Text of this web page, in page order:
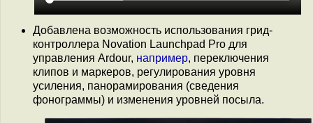
Добавлена возможность использования грид-
контроллера Novation Launchpad Pro для
управления Ardour, например, переключения
клипов и маркеров, регулирования уровня
усиления, панорамирования (сведения
фонограммы) и изменения уровней посыла.